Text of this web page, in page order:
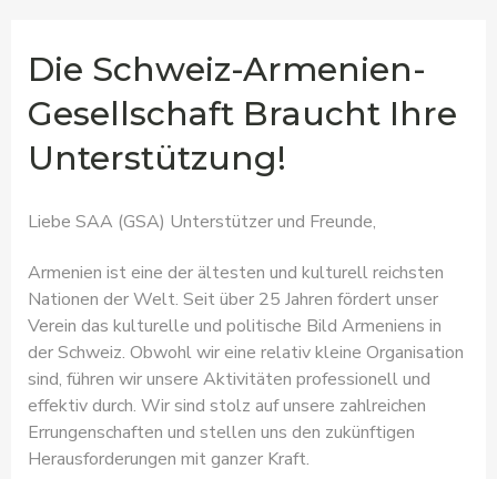
Die Schweiz-Armenien-
Gesellschaft Braucht Ihre
Unterstützung!
Liebe SAA (GSA) Unterstützer und Freunde,
Armenien ist eine der ältesten und kulturell reichsten
Nationen der Welt. Seit über 25 Jahren fördert unser
Verein das kulturelle und politische Bild Armeniens in
der Schweiz. Obwohl wir eine relativ kleine Organisation
sind, führen wir unsere Aktivitäten professionell und
effektiv durch. Wir sind stolz auf unsere zahlreichen
Errungenschaften und stellen uns den zukünftigen
Herausforderungen mit ganzer Kraft.